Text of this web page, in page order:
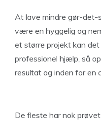
At lave mindre gør-det-
være en hyggelig og
et større projekt kan
professionel hjælp, så
resultat og inden for en
De fleste har nok